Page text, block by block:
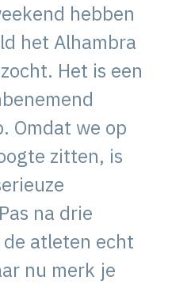
hebben
het Alhambra
Het is een
Omdat we op
zitten, is
na drie
atleten echt
nu merk je